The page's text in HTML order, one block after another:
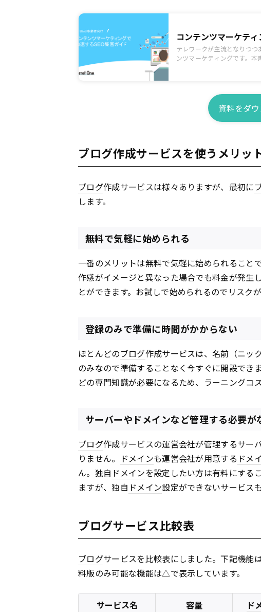
コンテンツマーケテ
テレワークが主流となりつ
ンツマーケティングです。本
資料をダ
ブログ作成サービスを使うメリッ
ブログ作成サービスは様々ありますが、最初に
します。
無料で気軽に始められる
一番のメリットは無料で気軽に始められること
作感がイメージと異なった場合でも料金が発生
とができます。お試しで始められるのでリスク
登録のみで準備に時間がかからない
ほとんどのブログ作成サービスは、名前（ニッ
のみなので準備することなく今すぐに開設でき
どの専門知識が必要になるため、ラーニングコ
サーバーやドメインなど管理する必要が
ブログ作成サービスの運営会社が管理するサー
りません。
ドメインも運営会社が用意する ドメ
ん。独自 ドメインを設定したい方は有料にする
ますが、独自 ドメイン設定ができないサービス
ブログサービス比較表
ブログサービスを比較表にしました。下記機能
料版のみ可能な機能は△で表示しています。
サービス名 容量 ド